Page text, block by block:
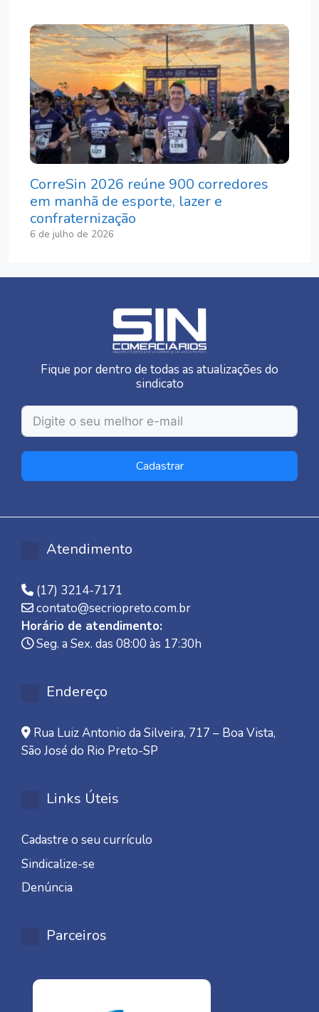
CorreSin 2026 reúne 900 corredores
em manhã de esporte, lazer e
confraternização
6 de julho de 2026
Fique por dentro de todas as atualizações do
sindicato
Cadastrar
Atendimento
(17) 3214-7171
contato@secriopreto.com.br
Horário de atendimento:
Seg. a Sex. das 08:00 às 17:30h
Endereço
Rua Luiz Antonio da Silveira, 717 – Boa Vista,
São José do Rio Preto-SP
Links Úteis
Cadastre o seu currículo
Sindicalize-se
Denúncia
Parceiros